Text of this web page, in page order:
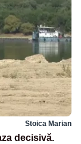
Stoica Marian
decisivă.